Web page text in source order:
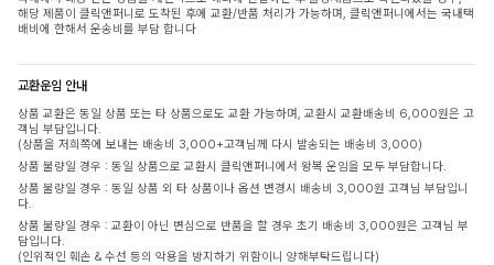
해당 제품이 클릭앤퍼니로 도착된 후에 교환/반품 처리가 가능하며, 클릭앤퍼니에서는 국내택
배비에 한해서 운송비를 부담 합니다
교환운임 안내
상품 교환은 동일 상품 또는 타 상품으로도 교환 가능하며, 교환시 교환배송비 6,000원은 고
객님 부담입니다.
(상품을 저희쪽에 보내는 배송비 3,000+고객님께 다시 발송되는 배송비 3,000)
상품 불량일 경우 : 동일 상품으로 교환시 클릭앤퍼니에서 왕복 운임을 모두 부담합니다.
상품 불량일 경우 : 동일 상품 외 타 상품이나 옵션 변경시 배송비 3,000원 고객님 부담입니
다.
상품 불량일 경우 : 교환이 아닌 변심으로 반품을 할 경우 초기 배송비 3,000원은 고객님 부
담입니다.
(인위적인 훼손 & 수선 등의 악용을 방지하기 위함이니 양해부탁드립니다)